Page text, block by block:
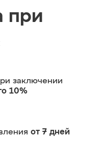
при
заключении
10%
от 7 дней